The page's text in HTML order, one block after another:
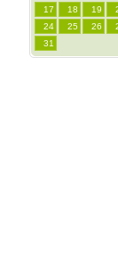
17
18 19
24
25 26
31